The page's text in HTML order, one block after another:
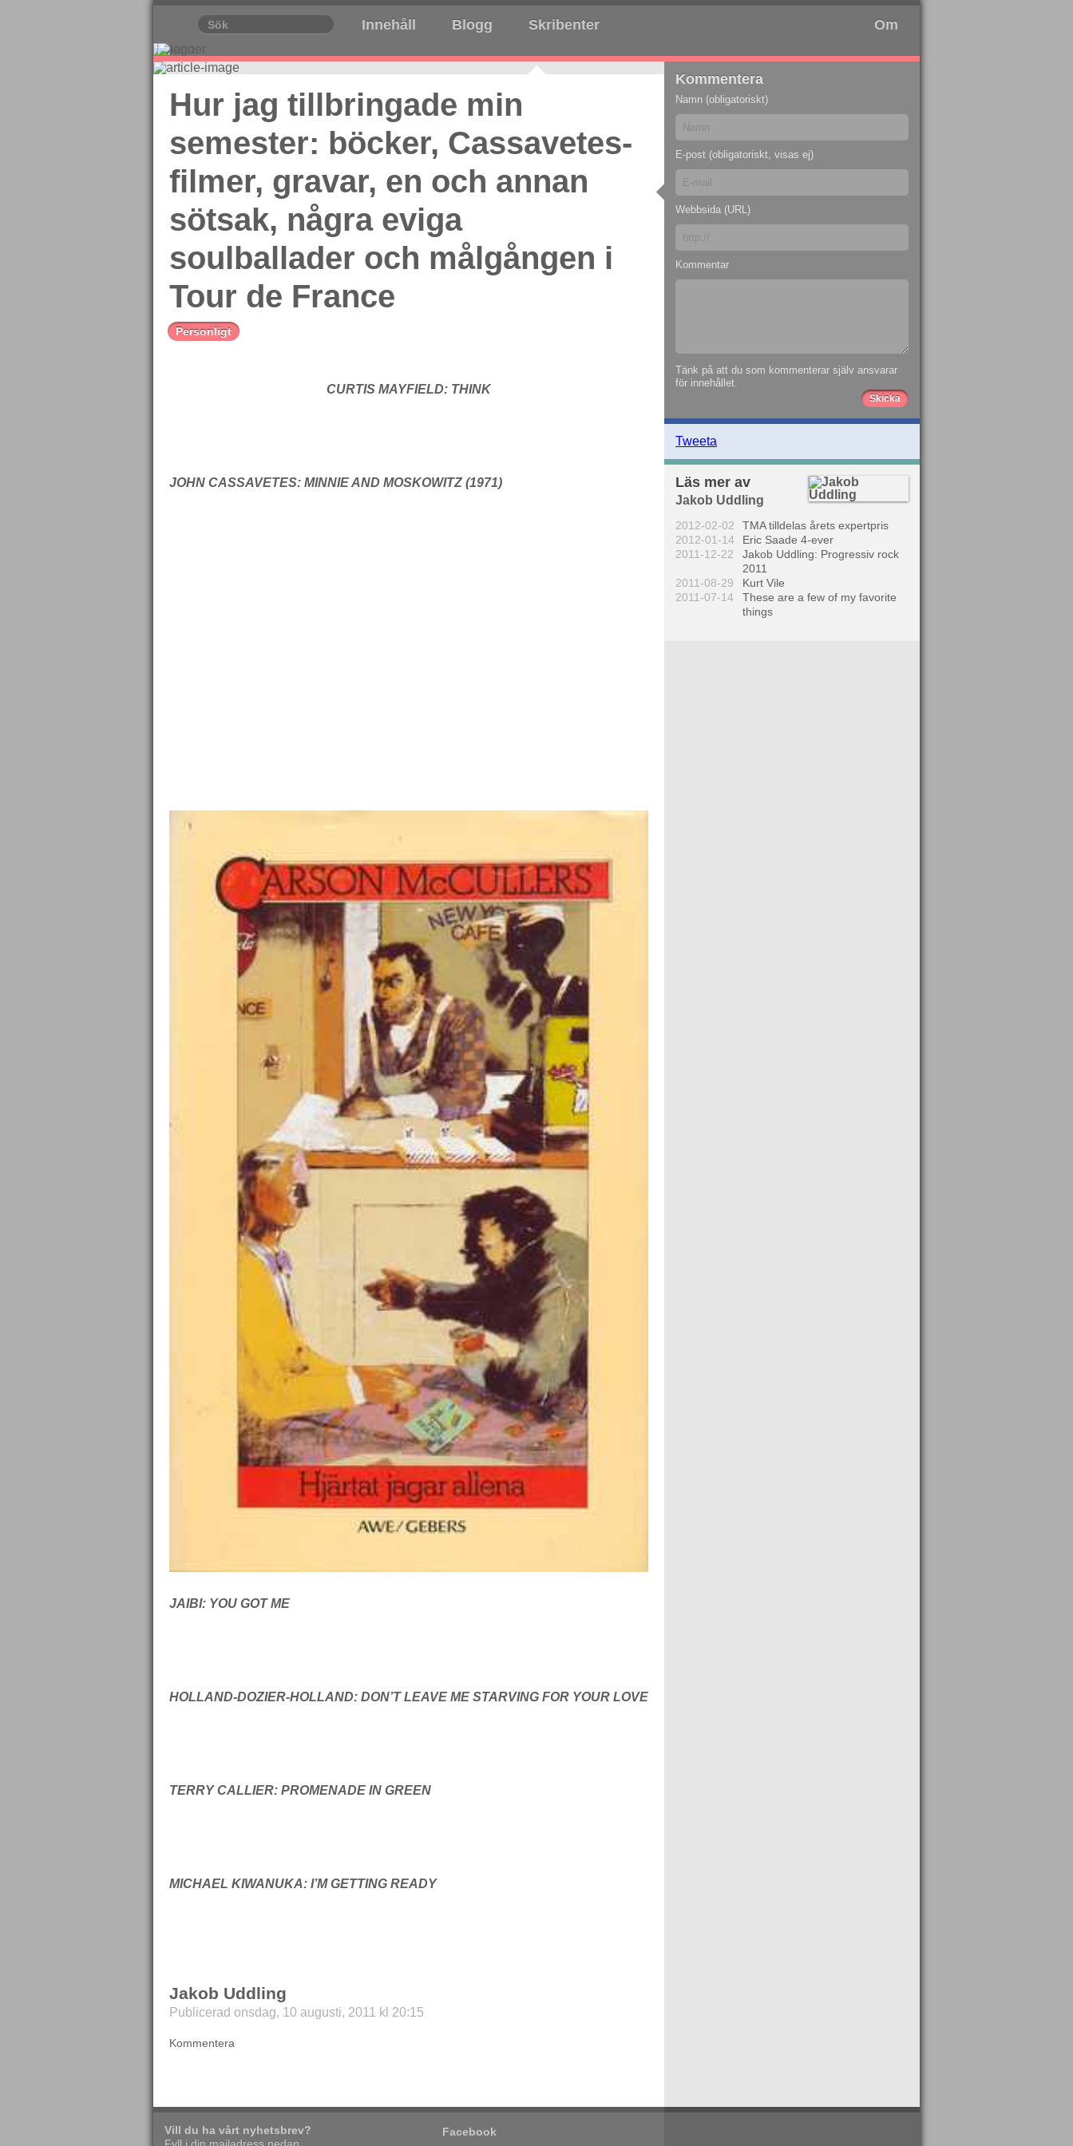
Innehåll Blogg Skribenter Om
Hur jag tillbringade min
semester: böcker, Cassavetes-
filmer, gravar, en och annan
sötsak, några eviga
soulballader och målgången i
Tour de France
Personligt
CURTIS MAYFIELD: THINK
JOHN CASSAVETES: MINNIE AND MOSKOWITZ (1971)
JAIBI: YOU GOT ME
HOLLAND-DOZIER-HOLLAND: DON’T LEAVE ME STARVING FOR YOUR LOVE
TERRY CALLIER: PROMENADE IN GREEN
MICHAEL KIWANUKA: I’M GETTING READY
Jakob Uddling
Publicerad onsdag, 10 augusti, 2011 kl 20:15
Kommentera
Kommentera
Namn (obligatoriskt)
E-post (obligatoriskt, visas ej)
Webbsida (URL)
Kommentar
Tänk på att du som kommenterar själv ansvarar
för innehållet.
Tweeta
Läs mer av
Jakob Uddling
2012-02-02
TMA tilldelas årets expertpris
2012-01-14
Eric Saade 4-ever
2011-12-22
Jakob Uddling: Progressiv rock
2011
2011-08-29
Kurt Vile
2011-07-14
These are a few of my favorite
things
Vill du ha vårt nyhetsbrev?
Fyll i din mailadress nedan.
Facebook